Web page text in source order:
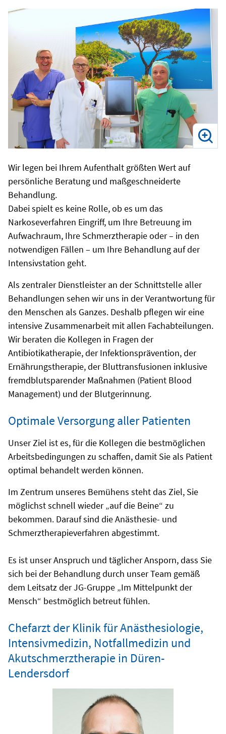
Wir legen bei Ihrem Aufenthalt größten Wert auf
persönliche Beratung und maßgeschneiderte
Behandlung.
Dabei spielt es keine Rolle, ob es um das
Narkoseverfahren Eingriff, um Ihre Betreuung im
Aufwachraum, Ihre Schmerztherapie oder – in den
notwendigen Fällen – um Ihre Behandlung auf der
Intensivstation geht.
Als zentraler Dienstleister an der Schnittstelle aller
Behandlungen sehen wir uns in der Verantwortung für
den Menschen als Ganzes. Deshalb pflegen wir eine
intensive Zusammenarbeit mit allen Fachabteilungen.
Wir beraten die Kollegen in Fragen der
Antibiotikatherapie, der Infektionsprävention, der
Ernährungstherapie, der Bluttransfusionen inklusive
fremdblutsparender Maßnahmen (Patient Blood
Management) und der Blutgerinnung.
Optimale Versorgung aller Patienten
Unser Ziel ist es, für die Kollegen die bestmöglichen
Arbeitsbedingungen zu schaffen, damit Sie als Patient
optimal behandelt werden können.
Im Zentrum unseres Bemühens steht das Ziel, Sie
möglichst schnell wieder „auf die Beine“ zu
bekommen. Darauf sind die Anästhesie- und
Schmerztherapieverfahren abgestimmt.
Es ist unser Anspruch und täglicher Ansporn, dass Sie
sich bei der Behandlung durch unser Team gemäß
dem Leitsatz der JG-Gruppe „Im Mittelpunkt der
Mensch“ bestmöglich betreut fühlen.
Chefarzt der Klinik für Anästhesiologie,
Intensivmedizin, Notfallmedizin und
Akutschmerztherapie in Düren-
Lendersdorf